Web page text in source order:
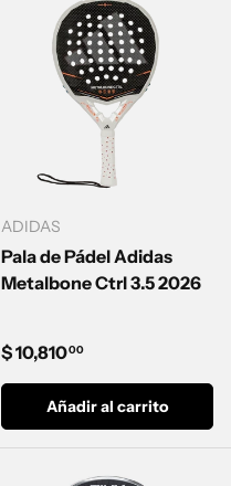
ADIDAS
Pala de Pádel Adidas
Metalbone Ctrl 3.5 2026
Precio normal
$ 10,81000
Añadir al carrito